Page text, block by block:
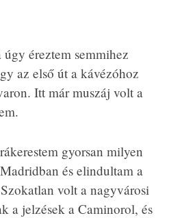
éreztem semmihez
az első út a kávézóhoz
Itt már muszáj volt a
gyorsan milyen
és elindultam a
volt a nagyvárosi
a jelzések a Caminorol, és